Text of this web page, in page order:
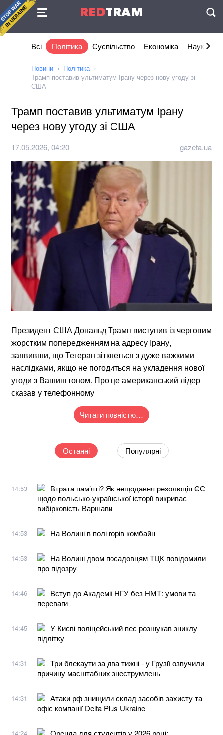
REDTRAM
Угода
Всі Політика Суспільство Економіка Наука та
Новини
Політика
Трамп поставив ультиматум Ірану через нову угоду зі
США
Трамп поставив ультиматум Ірану
через нову угоду зі США
17.05.2026, 04:20 gazeta.ua
Президент США Дональд Трамп виступив із черговим
жорстким попередженням на адресу Ірану,
заявивши, що Тегеран зіткнеться з дуже важкими
наслідками, якщо не погодиться на укладення нової
угоди з Вашингтоном. Про це американський лідер
сказав у телефонному
Читати повністю…
Останні Популярні
14:53
Втрата пам’яті? Як нещодавня резолюція ЄС
щодо польсько-української історії викриває
вибірковість Варшави
14:53 На Волині в полі горів комбайн
14:53
На Волині двом посадовцям ТЦК повідомили
про підозру
14:46
Вступ до Академії НГУ без НМТ: умови та
переваги
14:45
У Києві поліцейський пес розшукав зниклу
підлітку
14:31
Три блекаути за два тижні - у Грузії озвучили
причину масштабних знеструмлень
14:31
Атаки рф знищили склад засобів захисту та
офіс компанії Delta Plus Ukraine
14:24
Оренда для студентів у 2026 році: